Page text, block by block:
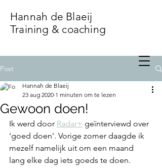
Hannah de Blaeij
Training & coaching
Post
Gewoon doen!
Hannah de Blaeij
23 aug 2020 1 minuten om te lezen
Ik werd door Radar+ geïnterviewd over
'goed doen'. Vorige zomer daagde ik
mezelf namelijk uit om een maand
lang elke dag iets goeds te doen.